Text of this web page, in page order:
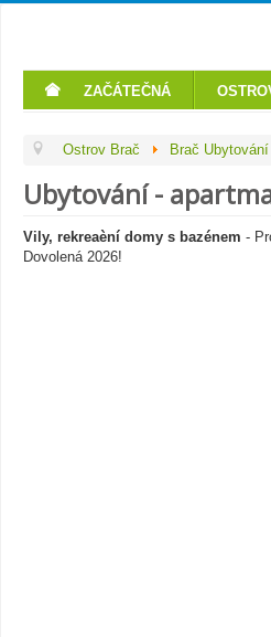
ZAČÁTEČNÁ
Ostrov Brač Brač
Ubytování -
Vily, rekreaèní domy s bazénem -
Dovolená 2026!